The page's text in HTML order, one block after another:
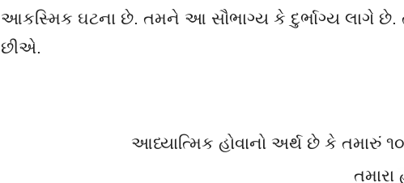
આકસ્મિક ઘટના છે. તમને આ સૌભાગ્ય કે દુર્ભાગ્ય લાગે
છીએ.
આધ્યાત્મિક હોવાનો અર્થ છે કે તમારું
તમારા